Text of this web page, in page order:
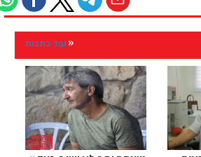
עוד כתבות